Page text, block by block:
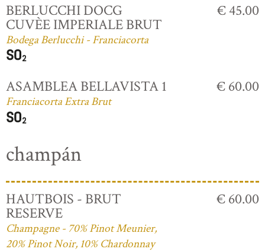
BERLUCCHI DOCG
CUVÈE IMPERIALE BRUT
Bodega Berlucchi - Franciacorta
€ 45.00
ASAMBLEA BELLAVISTA 1
Franciacorta Extra Brut
€ 60.00
champán
HAUTBOIS - BRUT
RESERVE
Champagne - 70% Pinot Meunier,
20% Pinot Noir, 10% Chardonnay
€ 60.00